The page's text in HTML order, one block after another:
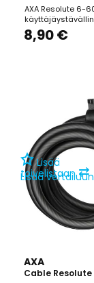
AXA Resolute 6-
suunniteltu
lyhytaikaiseen
8,90 €
Lisää
toivelistaan ⇄
Lisää vertailuun
AXA
Cable Resolute